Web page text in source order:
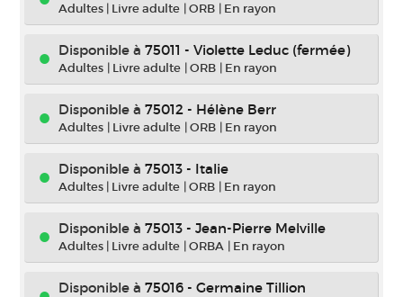
Adultes | Livre adulte |ORB | En rayon
Disponible à 75011 - Violette Leduc (fermée)
Adultes | Livre adulte |ORB | En rayon
Disponible à 75012 - Hélène Berr
Adultes | Livre adulte |ORB | En rayon
Disponible à 75013 - Italie
Adultes | Livre adulte |ORB | En rayon
Disponible à 75013 - Jean-Pierre Melville
Adultes | Livre adulte |ORBA | En rayon
Disponible à 75016 - Germaine Tillion